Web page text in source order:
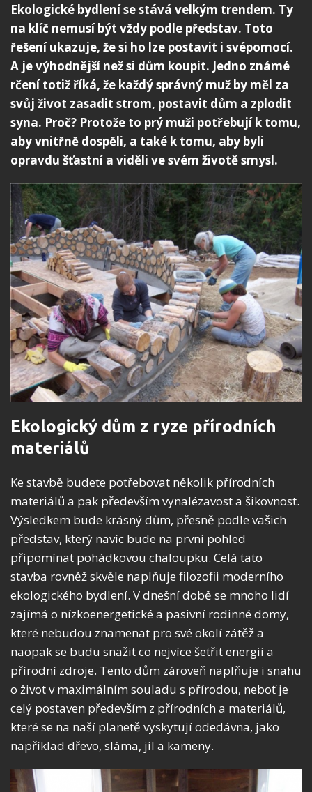
Ekologické bydlení se stává velkým trendem. Ty
na klíč nemusí být vždy podle představ. Toto
řešení ukazuje, že si ho lze postavit i svépomocí.
A je výhodnější než si dům koupit. Jedno známé
rčení totiž říká, že každý správný muž by měl za
svůj život zasadit strom, postavit dům a zplodit
syna. Proč? Protože to prý muži potřebují k tomu,
aby vnitřně dospěli, a také k tomu, aby byli
opravdu šťastní a viděli ve svém životě smysl.
Ekologický dům z ryze přírodních
materiálů
Ke stavbě budete potřebovat několik přírodních
materiálů a pak především vynalézavost a šikovnost.
Výsledkem bude krásný dům, přesně podle vašich
představ, který navíc bude na první pohled
připomínat pohádkovou chaloupku. Celá tato
stavba rovněž skvěle naplňuje filozofii moderního
ekologického bydlení. V dnešní době se mnoho lidí
zajímá o nízkoenergetické a pasivní rodinné domy,
které nebudou znamenat pro své okolí zátěž a
naopak se budu snažit co nejvíce šetřit energii a
přírodní zdroje. Tento dům zároveň naplňuje i snahu
o život v maximálním souladu s přírodou, neboť je
celý postaven především z přírodních a materiálů,
které se na naší planetě vyskytují odedávna, jako
například dřevo, sláma, jíl a kameny.